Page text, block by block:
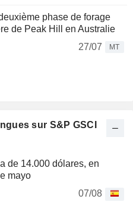
phase de forage
de Peak Hill en Australie
27/07
MT
sur S&P GSCI
de 14.000 dólares, en
mayo
07/08